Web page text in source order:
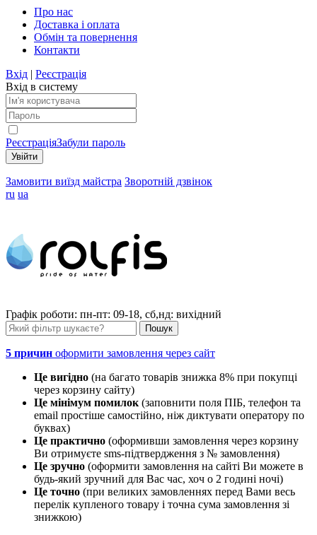
Про нас
Доставка і оплата
Обмін та повернення
Контакти
Вхід | Реєстрація
Вхід в систему
РеєстраціяЗабули пароль
Замовити виїзд майстра Зворотній дзвінок
ru ua
Графік роботи: пн-пт: 09-18, сб,нд: вихідний
5 причин оформити замовлення через сайт
Це вигідно (на багато товарів знижка 8% при покупці
через корзину сайту)
Це мінімум помилок (заповнити поля ПІБ, телефон та
email простіше самостійно, ніж диктувати оператору по
буквах)
Це практично (оформивши замовлення через корзину
Ви отримуєте sms-підтвердження з № замовлення)
Це зручно (оформити замовлення на сайті Ви можете в
будь-який зручний для Вас час, хоч о 2 годині ночі)
Це точно (при великих замовленнях перед Вами весь
перелік купленого товару і точна сума замовлення зі
знижкою)